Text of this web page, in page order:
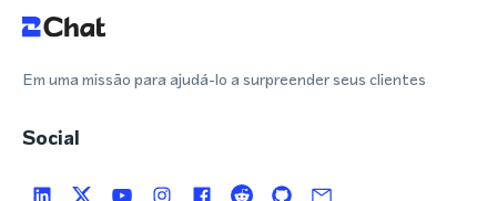
Em uma missão para ajudá-lo a surpreender seus clientes
Social